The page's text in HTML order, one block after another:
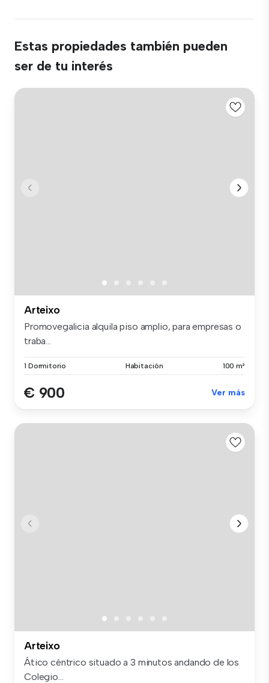
Estas propiedades también pueden
ser de tu interés
Arteixo
Promovegalicia alquila piso amplio, para empresas o
traba...
1 Dormitorio Habitación 100 m²
€ 900 Ver más
Arteixo
Ático céntrico situado a 3 minutos andando de los
Colegio...